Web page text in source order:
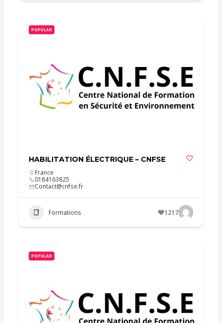
POPULAR
HABILITATION ÉLECTRIQUE – CNFSE
France
0184163825
Contact@cnfse.fr
Formations 1217
POPULAR